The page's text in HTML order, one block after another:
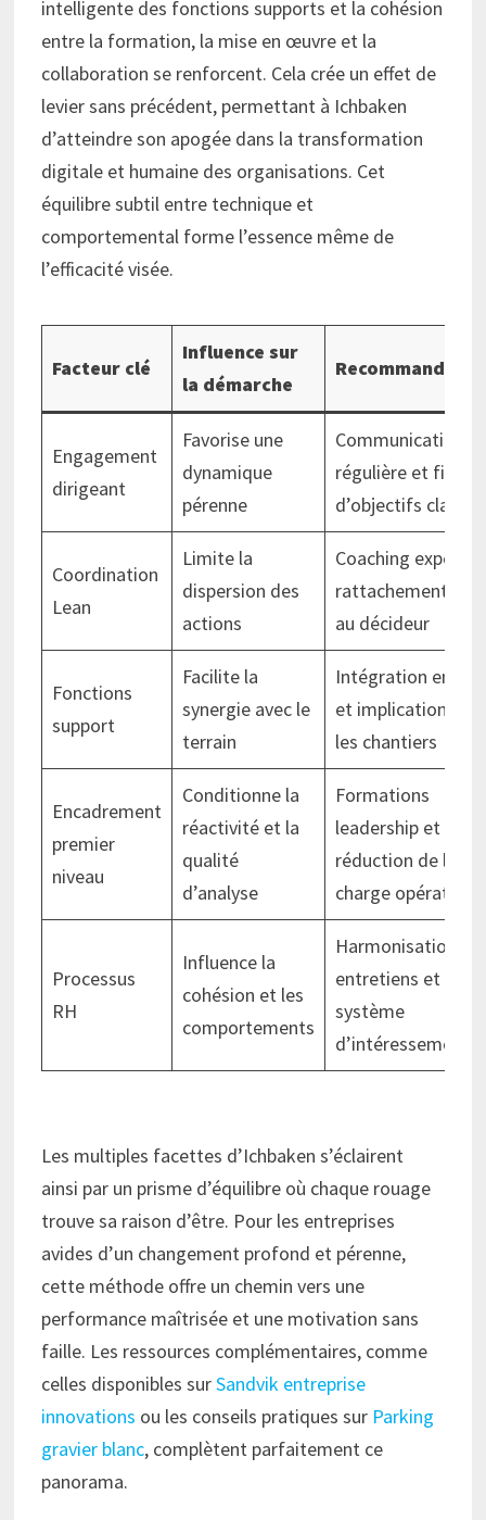
intelligente des fonctions supports et la cohésion
entre la formation, la mise en œuvre et la
collaboration se renforcent. Cela crée un effet de
levier sans précédent, permettant à Ichbaken
d’atteindre son apogée dans la transformation
digitale et humaine des organisations. Cet
équilibre subtil entre technique et
comportemental forme l’essence même de
l’efficacité visée.
Facteur clé
Influence sur
la démarche
Engagement
dirigeant
Favorise une
dynamique
pérenne
Communication
régulière et
d’objectifs clairs
Coordination
Lean
Limite la
dispersion des
actions
Coaching expert
rattachement
au décideur
Fonctions
support
Facilite la
synergie avec le
terrain
Intégration en
et implication
les chantiers
Encadrement
premier
niveau
Conditionne la
réactivité et la
qualité
d’analyse
Formations
leadership et
réduction de la
charge opérative
Processus
RH
Influence la
cohésion et les
comportements
Harmonisation
entretiens et
système
d’intéressement
Les multiples facettes d’Ichbaken s’éclairent
ainsi par un prisme d’équilibre où chaque rouage
trouve sa raison d’être. Pour les entreprises
avides d’un changement profond et pérenne,
cette méthode offre un chemin vers une
performance maîtrisée et une motivation sans
faille. Les ressources complémentaires, comme
celles disponibles surSandvik entreprise
innovations ou les conseils pratiques sur Parking
gravier blanc, complètent parfaitement ce
panorama.